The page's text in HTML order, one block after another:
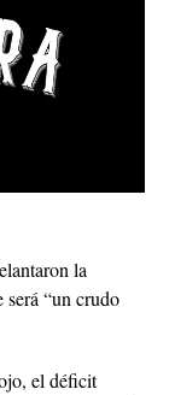
la
será “un crudo
el déficit